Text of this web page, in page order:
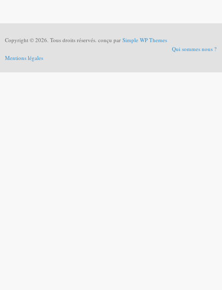
Copyright © 2026. Tous droits réservés. conçu par Simple WP Themes
Qui sommes nous ?
Mentions légales